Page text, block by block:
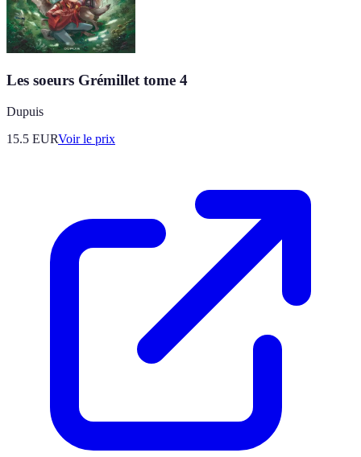
Les soeurs Grémillet tome 4
Dupuis
15.5 EURVoir le prix